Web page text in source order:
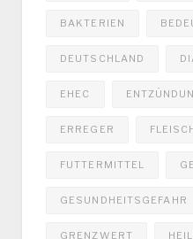
BAKTERIEN
DEUTSCHLAND
EHEC
ERREGER
FUTTERMITTEL
GESUNDHEITSGEFAHR
GRENZWERT